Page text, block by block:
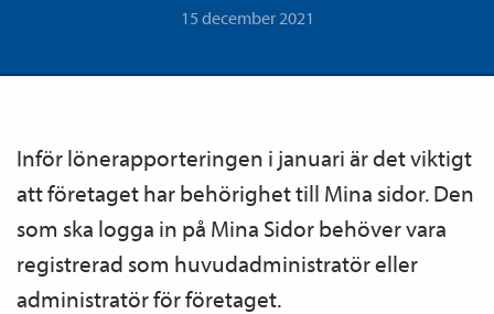
15 december 2021
Inför löne­­­rapporteringen i januari är det viktigt
att företaget har behörighet till Mina sidor. Den
som ska logga in på Mina Sidor behöver vara
registrerad som huvud­­administratör eller
administratör för företaget.